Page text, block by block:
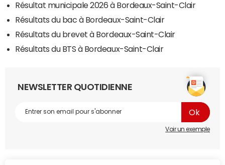
Résultat municipale 2026 à Bordeaux-Saint-Clair
Résultats du bac à Bordeaux-Saint-Clair
Résultats du brevet à Bordeaux-Saint-Clair
Résultats du BTS à Bordeaux-Saint-Clair
NEWSLETTER QUOTIDIENNE
Voir un exemple